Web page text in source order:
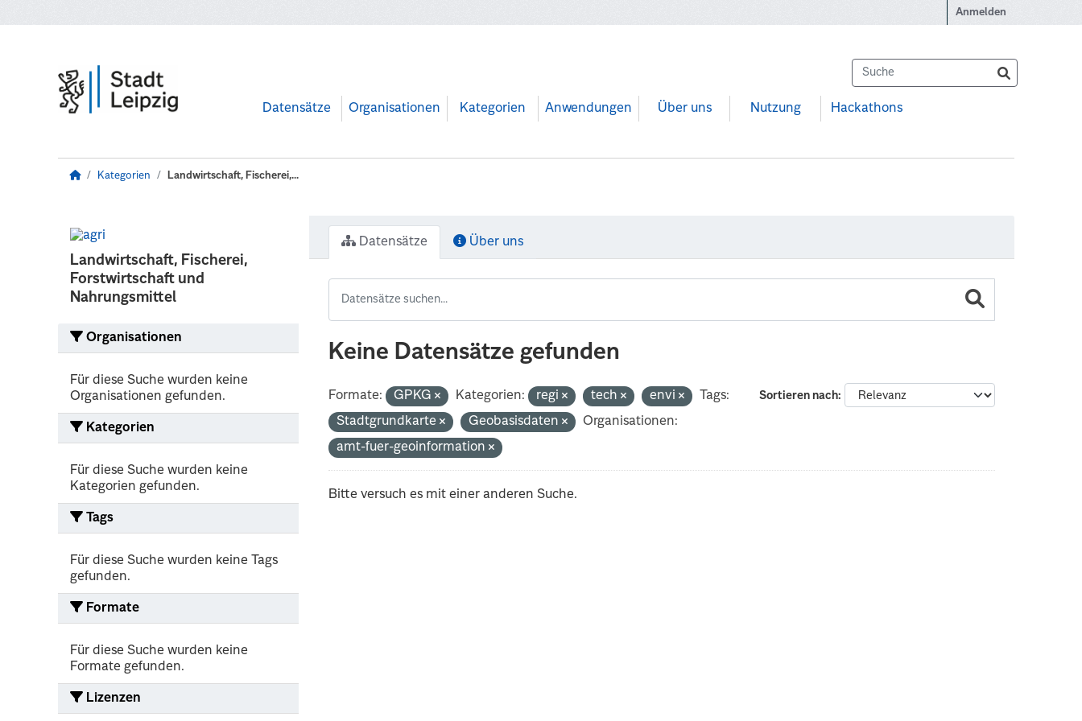
Anmelden
Datensätze Organisationen Kategorien Anwendungen Über uns Nutzung Hackathons
Kategorien Landwirtschaft, Fischerei,...
Landwirtschaft, Fischerei,
Forstwirtschaft und
Nahrungsmittel
Organisationen
Für diese Suche wurden keine
Organisationen gefunden.
Kategorien
Für diese Suche wurden keine
Kategorien gefunden.
Tags
Für diese Suche wurden keine Tags
gefunden.
Formate
Für diese Suche wurden keine
Formate gefunden.
Lizenzen
Datensätze Über uns
Keine Datensätze gefunden
Sortieren nach
Formate: GPKG Kategorien: regi tech envi
Tags:
Stadtgrundkarte
Geobasisdaten
Organisationen:
amt-fuer-geoinformation
Bitte versuch es mit einer anderen Suche.